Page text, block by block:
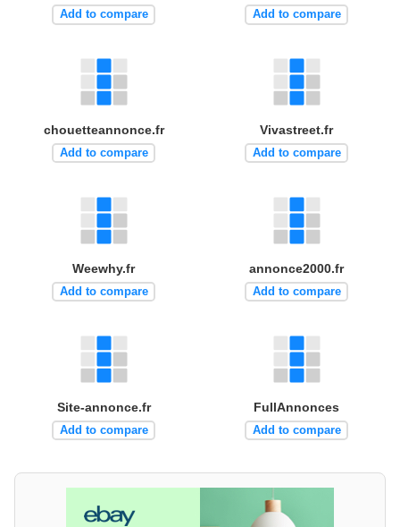
Add to compare Add to compare
chouetteannonce.fr
Add to compare
Vivastreet.fr
Add to compare
Weewhy.fr
Add to compare
annonce2000.fr
Add to compare
Site-annonce.fr
Add to compare
FullAnnonces
Add to compare